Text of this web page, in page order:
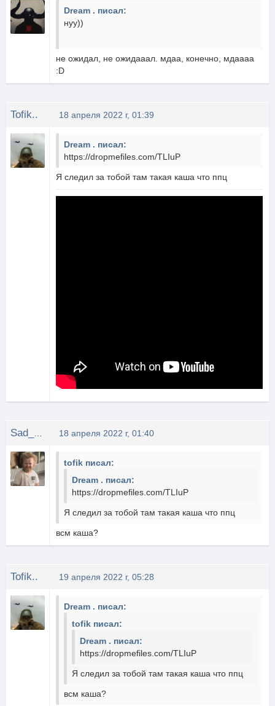
Dream . писал:
нуу))
не ожидал, не ожидааал. мдаа, конечно, мдаааа
:D
Tofik.. 18 апреля 2022 г, 01:39
Dream . писал:
https://dropmefiles.com/TLIuP
Я следил за тобой там такая каша что ппц
18 апреля 2022 г, 01:40
tofik писал:
Dream . писал:
https://dropmefiles.com/TLIuP
Я следил за тобой там такая каша что ппц
всм каша?
Tofik.. 19 апреля 2022 г, 05:28
Dream . писал:
tofik писал:
Dream . писал:
https://dropmefiles.com/TLIuP
Я следил за тобой там такая каша что ппц
всм каша?